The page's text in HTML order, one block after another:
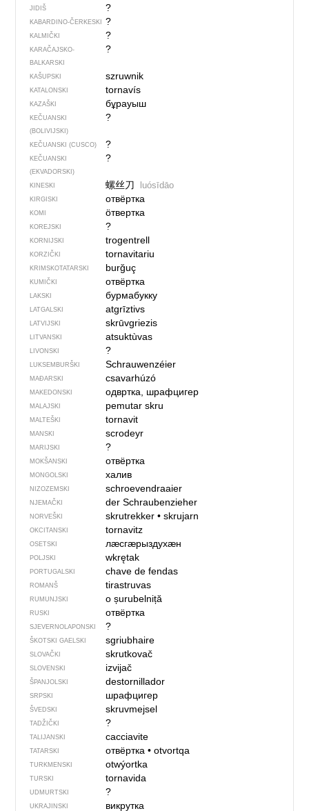
JIDIŠ ?
KABARDINO-ČERKESKI ?
KALMIČKI ?
KARAČAJSKO-
BALKARSKI
?
KAŠUPSKI szruwnik
KATALONSKI tornavís
KAZAŠKI бұрауыш
KEČUANSKI
(BOLIVIJSKI)
?
KEČUANSKI (CUSCO) ?
KEČUANSKI
(EKVADORSKI)
?
KINESKI 螺丝刀 luósīdāo
KIRGISKI отвёртка
KOMI ӧтвертка
KOREJSKI ?
KORNIJSKI trogentrell
KORZIČKI tornavitariu
KRIMSKOTATARSKI burğuç
KUMIČKI отвёртка
LAKSKI бурмабукку
LATGALSKI atgrīztivs
LATVIJSKI skrūvgriezis
LITVANSKI atsuktùvas
LIVONSKI ?
LUKSEMBURŠKI Schrauwenzéier
MAĐARSKI csavarhúzó
MAKEDONSKI одвртка, шрафцигер
MALAJSKI pemutar skru
MALTEŠKI tornavit
MANSKI scrodeyr
MARIJSKI ?
MOKŠANSKI отвёртка
MONGOLSKI халив
NIZOZEMSKI schroevendraaier
NJEMAČKI der Schraubenzieher
NORVEŠKI skrutrekker• skrujarn
OKCITANSKI tornavitz
OSETSKI лӕсгӕрыздухӕн
POLJSKI wkrętak
PORTUGALSKI chave de fendas
ROMANŠ tirastruvas
RUMUNJSKI o șurubelniță
RUSKI отвёртка
SJEVER­NO­LA­PONSKI ?
ŠKOTSKI GAELSKI sgriubhaire
SLOVAČKI skrutkovač
SLOVENSKI izvijač
ŠPANJOLSKI destornillador
SRPSKI шрафцигер
ŠVEDSKI skruvmejsel
TADŽIČKI ?
TALIJANSKI cacciavite
TATARSKI отвёртка• otvortqa
TURKMENSKI otwýortka
TURSKI tornavida
UDMURTSKI ?
UKRAJINSKI викрутка